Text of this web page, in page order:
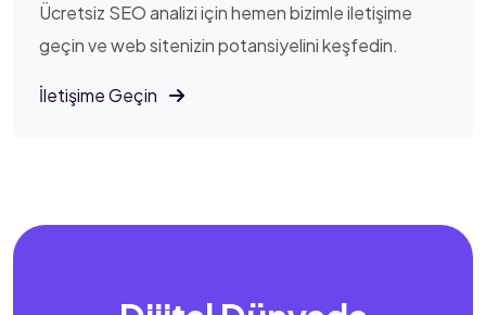
Ücretsiz SEO analizi için hemen bizimle iletişime
geçin ve web sitenizin potansiyelini keşfedin.
İletişime Geçin